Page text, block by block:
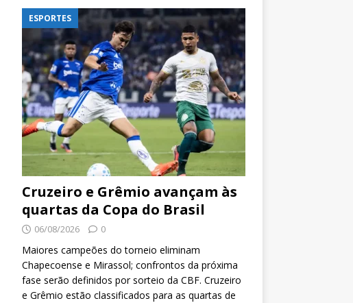
ESPORTES
Cruzeiro e Grêmio avançam às
quartas da Copa do Brasil
06/08/2026 0
Maiores campeões do torneio eliminam
Chapecoense e Mirassol; confrontos da próxima
fase serão definidos por sorteio da CBF. Cruzeiro
e Grêmio estão classificados para as quartas de